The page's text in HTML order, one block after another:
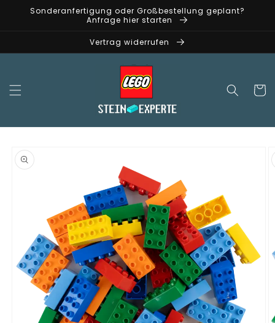
zumSonderanfertigung oder Großbestellung geplant?
Anfrage hier starten
Vertrag widerrufen